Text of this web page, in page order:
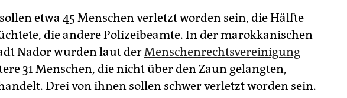
etwa 45 Menschen verletzt worden sein, die Hälfte
die andere Polizeibeamte. In der marokkanischen
Nador wurden laut derMenschenrechtsvereinigung
31 Menschen, die nicht über den Zaun gelangten,
Drei von ihnen sollen schwer verletzt worden sein.